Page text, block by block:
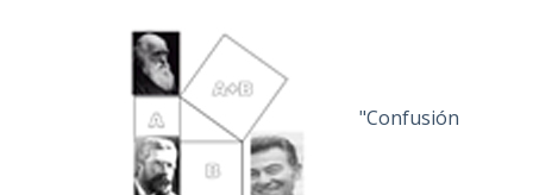
"Confusión